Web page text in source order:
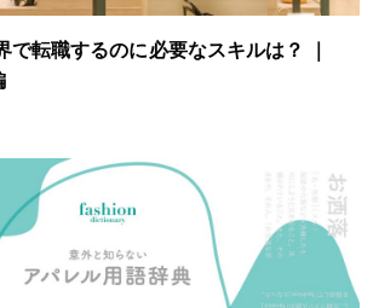
で転職するのに必要なスキルは？ ｜